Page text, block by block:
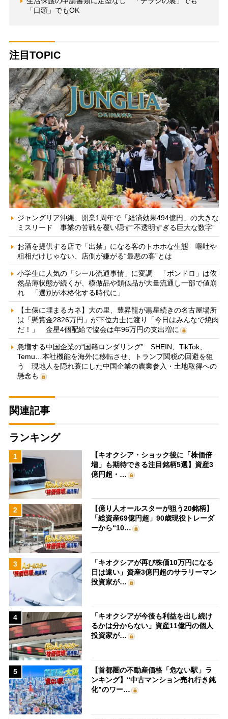
「口頭」でもOK
注目TOPIC
ジャングリア沖縄、開業1周年で「経済効果494億円」の大きな
ミスリード 事業の苦戦を覆い隠す“不透明すぎる巨大な数字”
お酒を提供する店で「出禁」になる客のトホホな生態 嘔吐や
粗相だけじゃない、店側が嫌がる“最悪の客”とは
小学生に人気の「シール流通事情」に変調 「ボンドロ」は依
然品薄状態が続くが、模倣品や類似品が大量流通し一部で値崩
れ 「選別が本格化する時代に」
【土俵に埋まるカネ】大の里、豊昇龍が黒星続きの名古屋場所
は「懸賞金2826万円」が下位力士に渡り「今日はみんなで焼肉
だ！」 金星4個配給で協会は年96万円の支出増に
急増する中国企業の“国籍ロンダリング” SHEIN、TikTok、
Temu…本社機能を海外に移転させ、トランプ関税の回避を狙
う 現地人を隠れ蓑にした中国企業の農業参入・土地取得への
懸念も
関連記事
ランキング
1
【キオクシア・ショック後に「株価倍
増」も期待できる注目銘柄5選】資産3
億円超・…
2
【億り人オールスターが狙う20銘柄】
「総資産69億円超」90歳現役トレーダ
ーから“10…
3
「キオクシアが再び株価10万円になる
日は遠い」資産3億円超のサラリーマン
投資家が…
4
「キオクシアが今後も利益を出し続け
るかは分からない」資産11億円の個人
投資家が…
5
【首都圏の不動産価格「危ない駅」ラ
ンキング】“中古マンション売れ行き鈍
化”のワー…